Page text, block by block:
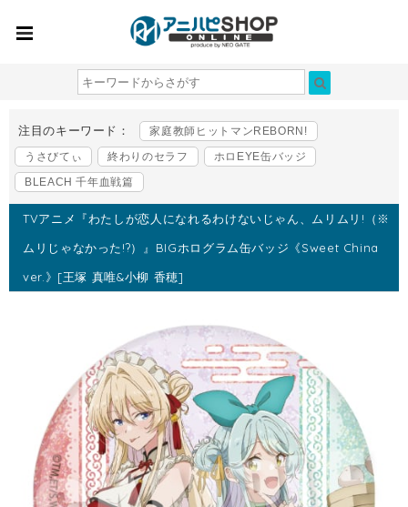
注目のキーワード：
家庭教師ヒットマンREBORN!
うさびてぃ
終わりのセラフ
ホロEYE缶バッジ
BLEACH 千年血戦篇
TVアニメ『わたしが恋人になれるわけないじゃん、ムリムリ!（※
ムリじゃなかった!?）』BIGホログラム缶バッジ《Sweet China
ver.》[王塚 真唯&小柳 香穂]